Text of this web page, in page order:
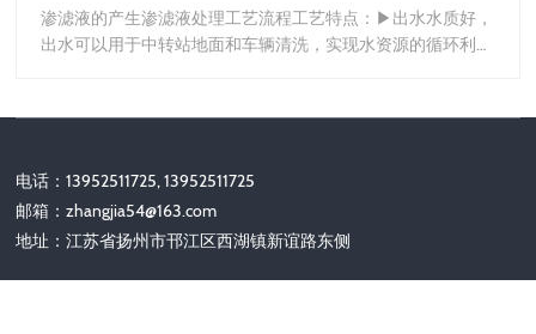
渗滤液的产生渗滤液处理工艺流程工艺特点：▶出水水质好，
出水可以用于中转站地面和车辆清洗，实现水资源的循环利
电话：13952511725, 13952511725
邮箱：zhangjia54@163.com
地址：江苏省扬州市邗江区西湖镇新谊路东侧